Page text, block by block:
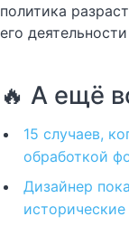
политика
его
🔥 А ещё
15 случаев,
обработкой
Дизайнер